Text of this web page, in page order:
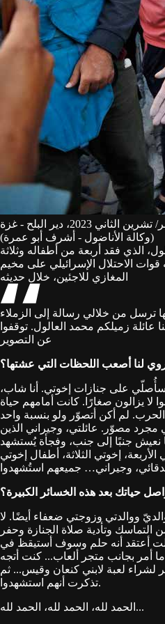
إلى مراسل الجزيرة. 5 نوفمبر/ تشرين الثاني 2023، دير البلح - غزة
(وكالة الأناضول - أشرف أبو عمرة)
الذي فقد أربعة من أطفاله وثلاثة
الاحتلال الإسرائيلي على مخيم
المغازي للاجئين، خلال حديثه
ترسل من خلالي رسالة إلى الزملاء
عائلة زميلكم محمد العالول. توقفوا
عن التصوير
لنا أصعب اللحظات التي عشتها؟
على جنازات إخوتي. أنا شاب،
لا يزالون صغارًا. كانت أمامهم حياة
لم أكن أتصوّر ولو بنسبة واحد
مجرد مصوّر. عائلتي، وجيراني الذين
نعيش جنبًا إلى جنب، وفجأة يُستشهد
الأربعة، إخوتي الثلاثة، أطفال إخوتي
حياتك بعد هذه الخسائر الكبيرة؟
ووالدتي وزوجتي ضعفاء أيضًا. لا
وتأدية صلاة الجنازة وحفر
أعتقد أنه حلم وسوف أستيقظ في
أمر بجانب متجر ألعاب... كنت أتجه
لشراء لعبة لابني كنعان وقيس... ثم
تذكرت أنهم استشهدوا.
الحمد لله، الحمد لله، الحمد لله...